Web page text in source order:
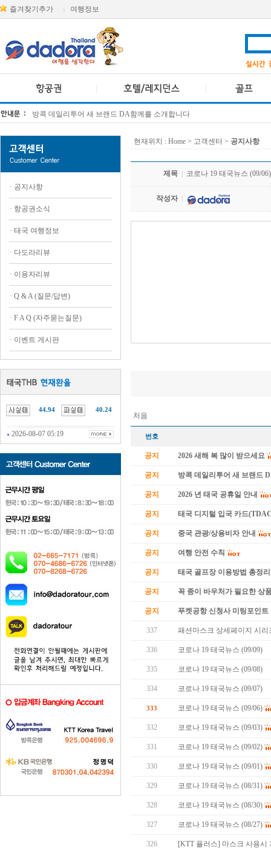
즐겨찾기추가 여행정보
방콕 데일리투어 새 브랜드 DA함께를 소개합니다
· 공지사항
· 항공권소식
· 태국 여행정보
· 다도라리뷰
· 이용자리뷰
· Q & A (질문/답변)
· F A Q (자주묻는질문)
· 이벤트 게시판
44.94 40.24
2026-08-07 05:19
현재위치 : Home > 고객센터 > 공지사항
제목 코로나 19 태국뉴스 (09/06)
작성자
처음
번호
공지 2026 새해 복 많이 받으세요
공지 방콕 데일리투어 새 브랜드
공지 2026 년 태국 공휴일 안내
공지 태국 디지털 입국 카드
공지 중국 관광/상용비자 안내
공지 여행 안전 수칙
공지 태국 골프장 이용방법 총정리
공지 꼭 종이 바우처가 필요한 상
공지 푸켓공항 신청사 미팅포인트
337 패션마스크 상세페이지 시리
336 코로나 19 태국뉴스 (09/09)
335 코로나 19 태국뉴스 (09/08)
334 코로나 19 태국뉴스 (09/07)
333 코로나 19 태국뉴스 (09/06)
332 코로나 19 태국뉴스 (09/03)
331 코로나 19 태국뉴스 (09/02)
330 코로나 19 태국뉴스 (09/01)
329 코로나 19 태국뉴스 (08/31)
328 코로나 19 태국뉴스 (08/30)
327 코로나 19 태국뉴스 (08/27)
326 [KTT 플러스] 마스크 사용시